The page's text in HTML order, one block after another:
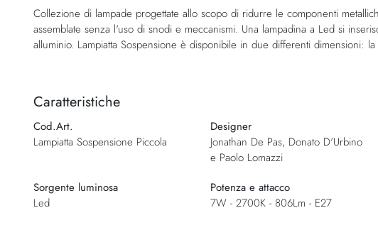
di
immagini
Collezione di lampade progettate allo scopo di ridurre le componenti
assemblate senza l'uso di snodi e meccanismi. Una lampadina a Led si
alluminio. Lampiatta Sospensione è disponibile in due differenti dimensioni:
Caratteristiche
Cod.Art.
Lampiatta Sospensione Piccola
Designer
Jonathan De Pas, Donato D'Urbino
e Paolo Lomazzi
Sorgente luminosa
Led
Potenza e attacco
7W - 2700K - 806Lm - E27